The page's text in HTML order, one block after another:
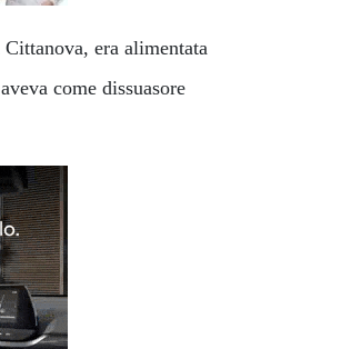
era alimentata
come dissuasore